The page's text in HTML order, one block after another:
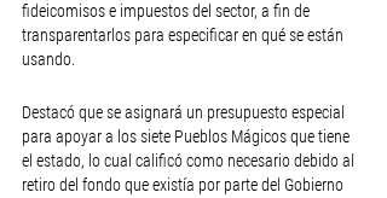
fideicomisos e impuestos del sector, a fin de
transparentarlos para especificar en qué se están
usando.
Destacó que se asignará un presupuesto especial
para apoyar a los siete Pueblos Mágicos que tiene
el estado, lo cual calificó como necesario debido al
retiro del fondo que existía por parte del Gobierno